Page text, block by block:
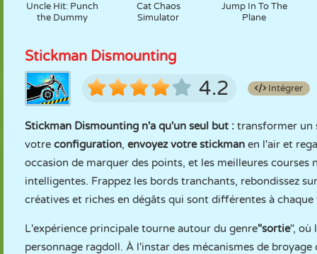
Uncle Hit: Punch
the Dummy
Cat Chaos
Simulator
Jump In To The
Plane
Stickman Dismounting
4.2 Intégrer
Stickman Dismounting n'a qu'un seul but : transformer un
votre configuration, envoyez votre stickman en l'air et
occasion de marquer des points, et les meilleures courses
intelligentes. Frappez les bords tranchants, rebondissez
créatives et riches en dégâts qui sont différentes à chaque
L'expérience principale tourne autour du genre"sortie", où
personnage ragdoll. À l'instar des mécanismes de broyage